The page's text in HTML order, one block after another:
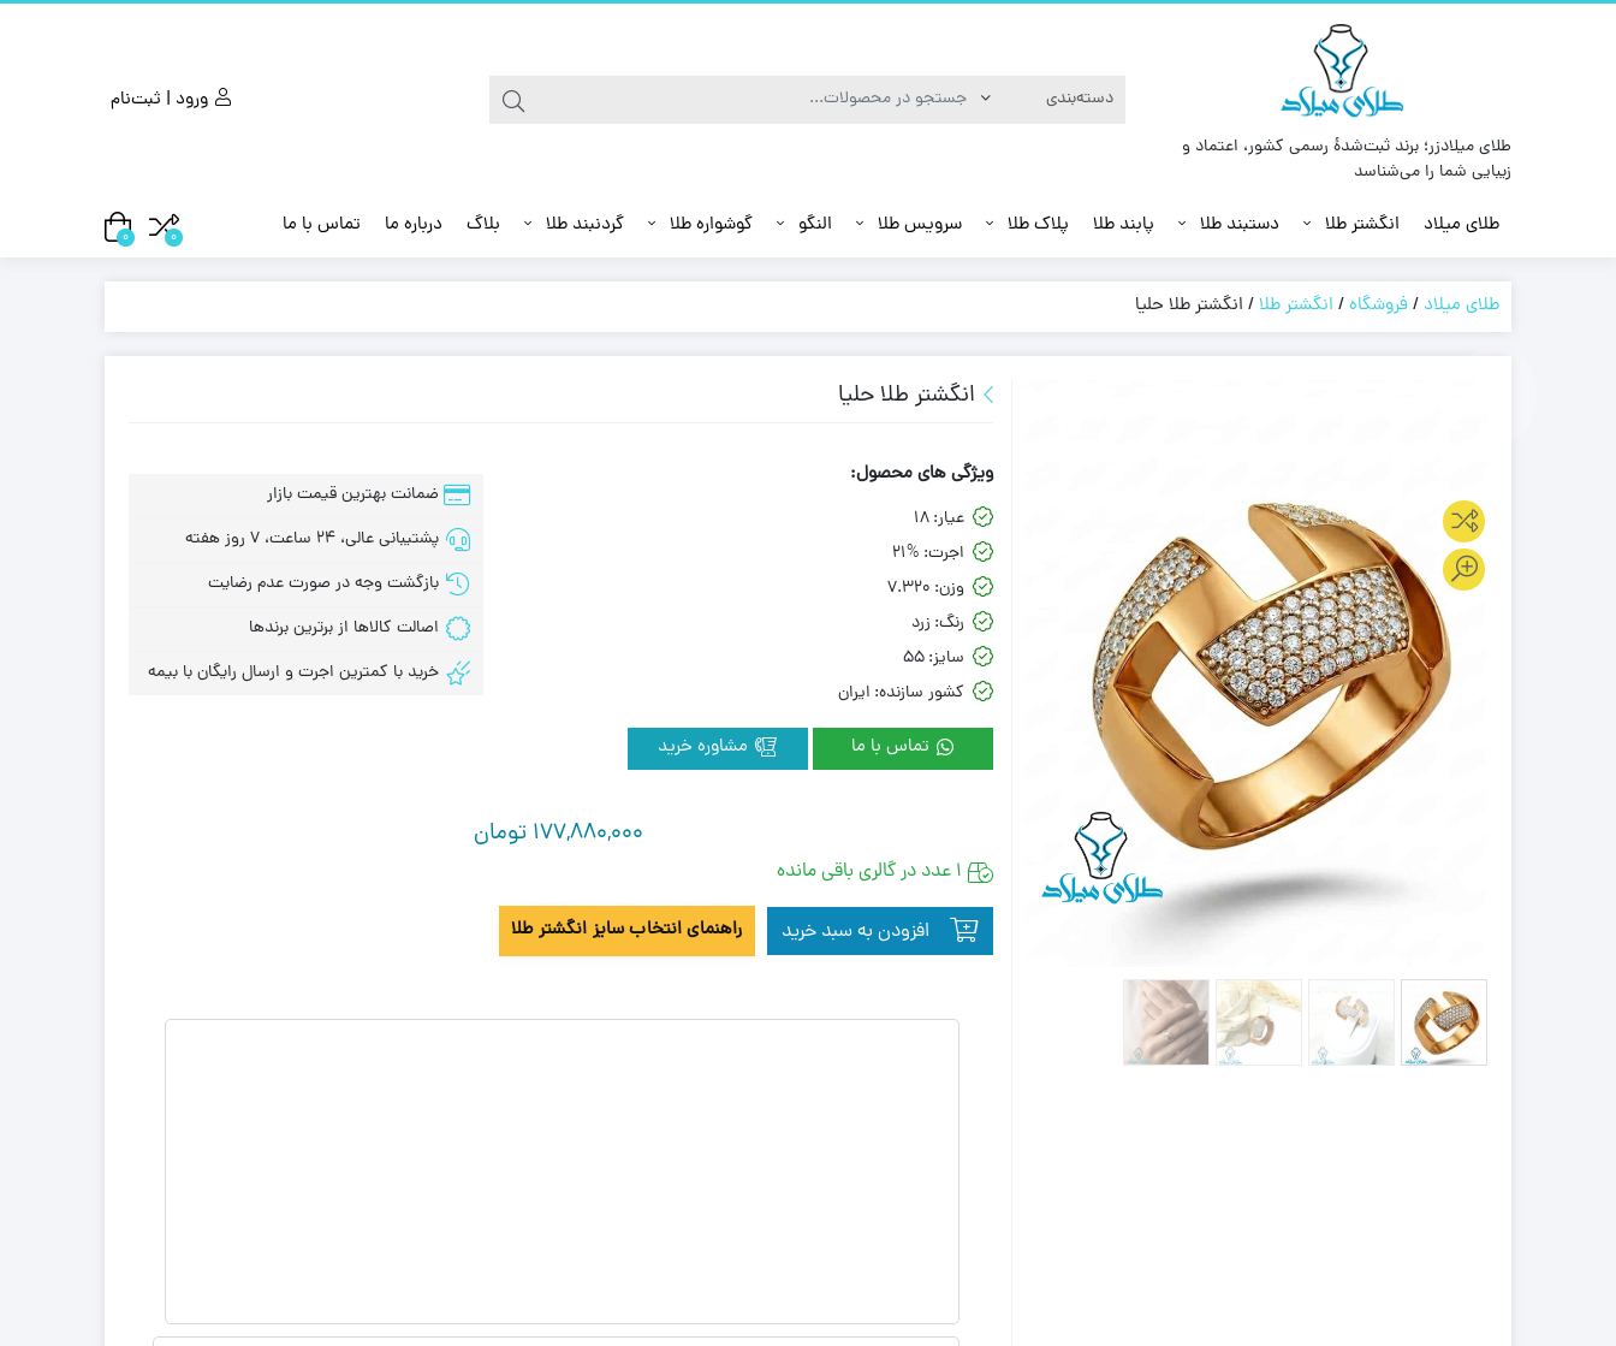
طلای میلادزر؛ برند ثبت‌شدهٔ رسمی کشور، اعتماد و
زیبایی شما را می‌شناسد
ورود | ثبت‌نام
طلای میلاد انگشتر طلا دستبند طلا پابند طلا پلاک طلا سرویس طلا النگو گوشواره طلا گردنبند طلا بلاگ درباره ما تماس با ما 0
0
طلای میلاد /فروشگاه/ انگشتر طلا/ انگشتر طلا حلیا
انگشتر طلا حلیا
ویژگی های محصول:
عیار: 18
اجرت: 21%
وزن: 7.320
رنگ: زرد
سایز: 55
کشور سازنده: ایران
تماس با ما
ضمانت بهترین قیمت بازار
پشتیبانی عالی، 24 ساعت، 7 روز هفته
بازگشت وجه در صورت عدم رضایت
اصالت کالاها از برترین برندها
خرید با کمترین اجرت و ارسال رایگان با بیمه
177,880,000 تومان
1 عدد در گالری باقی مانده
افزودن به سبد خرید راهنمای انتخاب سایز انگشتر طلا